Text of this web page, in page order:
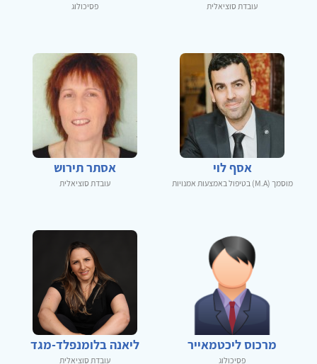
עובדת סוציאלית פסיכולוג
אסף לוי
מוסמך (M.A) בטיפול באמצעות אמנויות
אסתר תירוש
עובדת סוציאלית
מרכוס ליכטמאייר
פסיכולוג
ליאנה בלומנפלד-מגד
עובדת סוציאלית